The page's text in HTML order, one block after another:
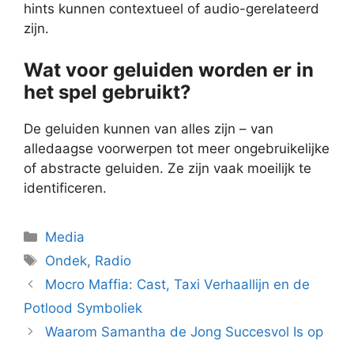
hints kunnen contextueel of audio-gerelateerd
zijn.
Wat voor geluiden worden er in
het spel gebruikt?
De geluiden kunnen van alles zijn – van
alledaagse voorwerpen tot meer ongebruikelijke
of abstracte geluiden. Ze zijn vaak moeilijk te
identificeren.
Categorieën
Media
Tags
Ondek, Radio
Mocro Maffia: Cast, Taxi Verhaallijn en de
Potlood Symboliek
Waarom Samantha de Jong Succesvol Is op